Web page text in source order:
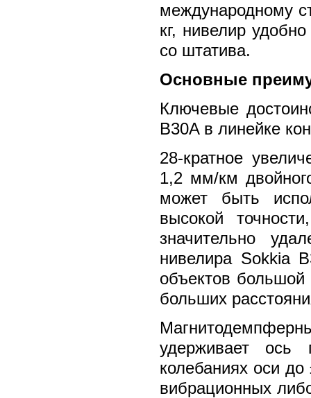
международному
кг, нивелир
со штатива.
Основные
Ключевые
B30A в линейке
28-кратное
1,2 мм/км
может быть
высокой
значительно
нивелира Sokkia
объектов большой
больших
удерживает ось
колебаниях оси
вибрационных